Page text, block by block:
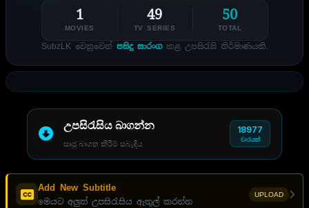
1
MOVIES
49
TV SERIES
50
TOTAL
SubzLK වෙනුවෙන් පසිදු සාරංගකළ උපසිරැසි නිර්මාණයකි.
උපසිරැසිය බාගන්න
සෘජු බාගත කිරීම් සබැඳිය
18977
වාරයක්
Add New Subtitle
මෙයට අලුත් උපසිරැසිය ඇතුල් කරන්න
UPLOAD